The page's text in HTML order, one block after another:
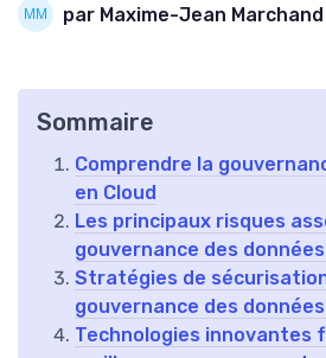
par Maxime-Jean Marchand
Sommaire
Comprendre la
en Cloud
Les principaux risques
gouvernance des données
Stratégies de
gouvernance des données
Technologies innovantes